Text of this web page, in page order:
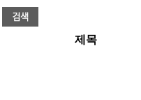
제목